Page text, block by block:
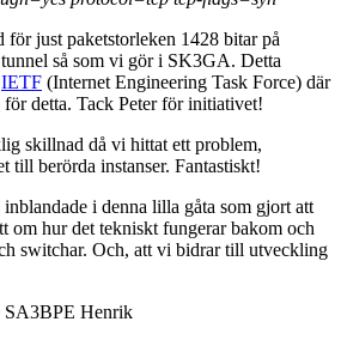
för just paketstorleken 1428 bitar på
så som vi gör i SK3GA. Detta
IETF (Internet Engineering Task Force) där
för detta. Tack Peter för initiativet!
skillnad då vi hittat ett problem,
till berörda instanser. Fantastiskt!
i denna lilla gåta som gjort att
om hur det tekniskt fungerar bakom och
switchar. Och, att vi bidrar till utveckling
SA3BPE Henrik